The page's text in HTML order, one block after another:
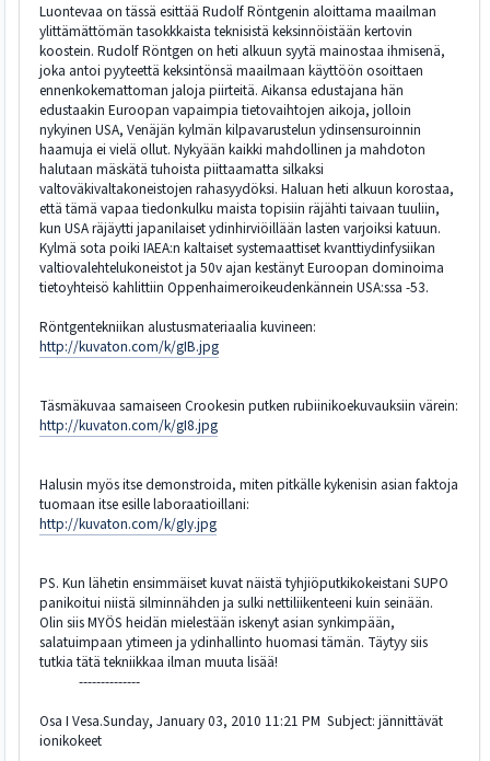
Luontevaa on tässä esittää Rudolf Röntgenin aloittama maailman
ylittämättömän tasokkkaista teknisistä keksinnöistään kertovin
koostein. Rudolf Röntgen on heti alkuun syytä mainostaa ihmisenä,
joka antoi pyyteettä keksintönsä maailmaan käyttöön osoittaen
ennenkokemattoman jaloja piirteitä. Aikansa edustajana hän
edustaakin Euroopan vapaimpia tietovaihtojen aikoja, jolloin
nykyinen USA, Venäjän kylmän kilpavarustelun ydinsensuroinnin
haamuja ei vielä ollut. Nykyään kaikki mahdollinen ja mahdoton
halutaan mäskätä tuhoista piittaamatta silkaksi
valtoväkivaltakoneistojen rahasyydöksi. Haluan heti alkuun korostaa,
että tämä vapaa tiedonkulku maista topisiin räjähti taivaan tuuliin,
kun USA räjäytti japanilaiset ydinhirviöillään lasten varjoiksi katuun.
Kylmä sota poiki IAEA:n kaltaiset systemaattiset kvanttiydinfysiikan
valtiovalehtelukoneistot ja 50v ajan kestänyt Euroopan dominoima
tietoyhteisö kahlittiin Oppenhaimeroikeudenkännein USA:ssa -53.
Röntgentekniikan alustusmateriaalia kuvineen:
http://kuvaton.com/k/gIB.jpg
Täsmäkuvaa samaiseen Crookesin putken rubiinikoekuvauksiin värein:
http://kuvaton.com/k/gI8.jpg
Halusin myös itse demonstroida, miten pitkälle kykenisin asian faktoja
tuomaan itse esille laboraatioillani:
http://kuvaton.com/k/gIy.jpg
PS. Kun lähetin ensimmäiset kuvat näistä tyhjiöputkikokeistani SUPO
panikoitui niistä silminnähden ja sulki nettiliikenteeni kuin seinään.
Olin siis MYÖS heidän mielestään iskenyt asian synkimpään,
salatuimpaan ytimeen ja ydinhallinto huomasi tämän. Täytyy siis
tutkia tätä tekniikkaa ilman muuta lisää!
--------------
Osa I Vesa.Sunday, January 03, 2010 11:21 PM Subject: jännittävät
ionikokeet